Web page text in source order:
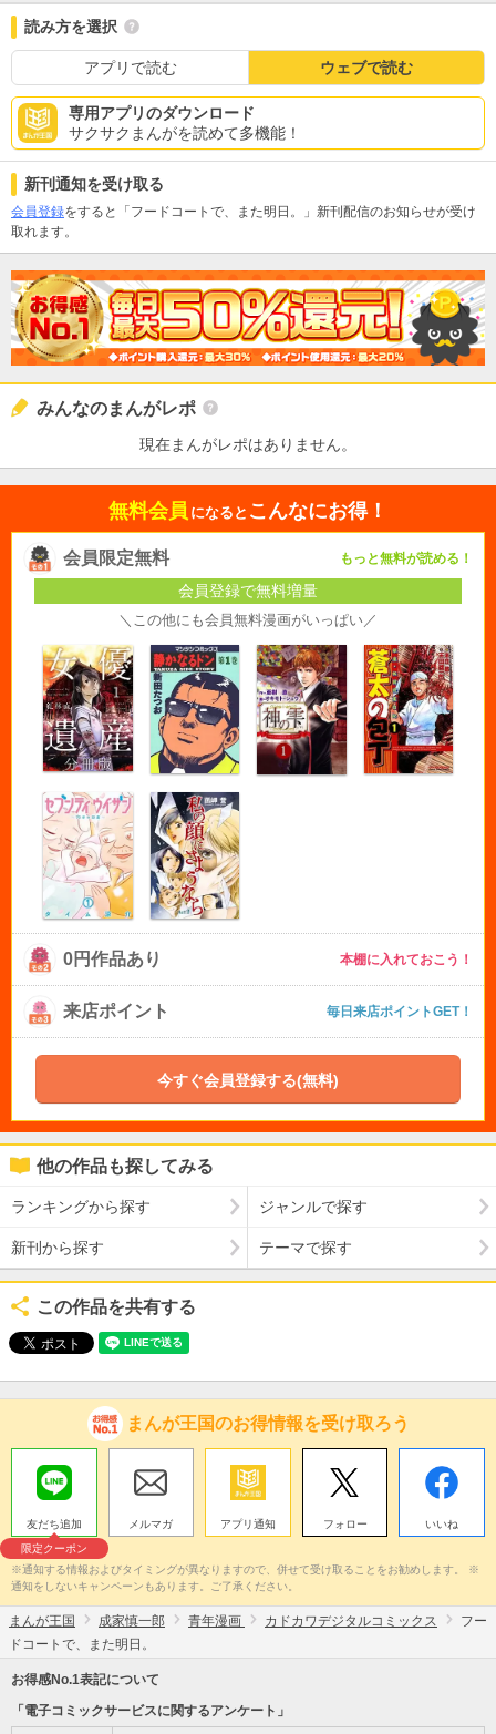
読み方を選択
アプリで読む ウェブで読む
専用アプリのダウンロード
サクサクまんがを読めて多機能！
新刊通知を受け取る
会員登録をすると「フードコートで、また明日。」新刊配信のお知らせが受け
取れます。
みんなのまんがレポ
現在まんがレポはありません。
無料会員 になると こんなにお得！
会員限定無料 もっと無料が読める！
会員登録で無料増量
＼この他にも会員無料漫画がいっぱい／
0円作品あり 本棚に入れておこう！
来店ポイント 毎日来店ポイントGET！
今すぐ会員登録する(無料)
他の作品も探してみる
ランキングから探す ジャンルで探す
新刊から探す テーマで探す
この作品を共有する
まんが王国のお得情報を受け取ろう
友だち追加
限定クーポン
メルマガ アプリ通知 フォロー いいね
※通知する情報およびタイミングが異なりますので、併せて受け取ることをお勧めします。 ※
通知をしないキャンペーンもあります。ご了承ください。
まんが王国 成家慎一郎 青年漫画 カドカワデジタルコミックス
フー
ドコートで、また明日。
お得感No.1表記について
「電子コミックサービスに関するアンケート」